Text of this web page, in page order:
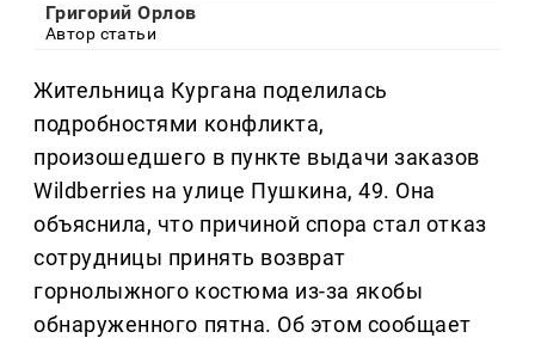
Григорий Орлов
Автор статьи
Жительница Кургана поделилась
подробностями конфликта,
произошедшего в пункте выдачи заказов
Wildberries на улице Пушкина, 49. Она
объяснила, что причиной спора стал отказ
сотрудницы принять возврат
горнолыжного костюма из-за якобы
обнаруженного пятна. Об этом сообщает